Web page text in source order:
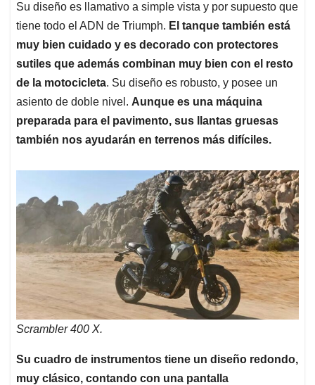
Su diseño es llamativo a simple vista y por supuesto que
tiene todo el ADN de Triumph. El tanque también está
muy bien cuidado y es decorado con protectores
sutiles que además combinan muy bien con el resto
de la motocicleta. Su diseño es robusto, y posee un
asiento de doble nivel. Aunque es una máquina
preparada para el pavimento, sus llantas gruesas
también nos ayudarán en terrenos más difíciles.
Scrambler 400 X.
Su cuadro de instrumentos tiene un diseño redondo,
muy clásico, contando con una pantalla